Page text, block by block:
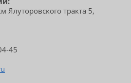
Ялуторовского тракта 5,
45